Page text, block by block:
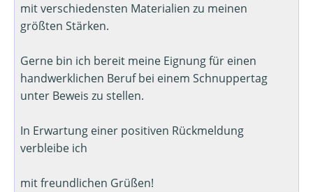
mit verschiedensten Materialien zu meinen
größten Stärken.
Gerne bin ich bereit meine Eignung für einen
handwerklichen Beruf bei einem Schnuppertag
unter Beweis zu stellen.
In Erwartung einer positiven Rückmeldung
verbleibe ich
mit freundlichen Grüßen!